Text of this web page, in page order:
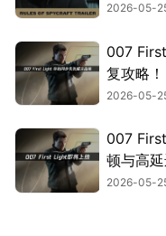
2026-05-
007
复攻略！
2026-05-
007
顿与高延
2026-05-